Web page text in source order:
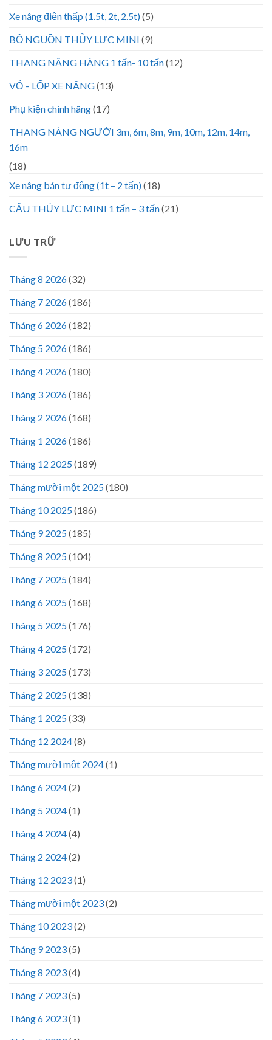
Xe nâng điện thấp (1.5t, 2t, 2.5t)(5)
BỘ NGUỒN THỦY LỰC MINI (9)
THANG NÂNG HÀNG 1 tấn- 10 tấn(12)
VỎ – LỐP XE NÂNG(13)
Phụ kiện chính hãng(17)
THANG NÂNG NGƯỜI 3m, 6m, 8m, 9m, 10m, 12m, 14m,
16m
(18)
Xe nâng bán tự động (1t – 2 tấn)(18)
CẨU THỦY LỰC MINI 1 tấn – 3 tấn(21)
LƯU TRỮ
Tháng 8 2026(32)
Tháng 7 2026(186)
Tháng 6 2026(182)
Tháng 5 2026(186)
Tháng 4 2026(180)
Tháng 3 2026(186)
Tháng 2 2026(168)
Tháng 1 2026(186)
Tháng 12 2025(189)
Tháng mười một 2025(180)
Tháng 10 2025(186)
Tháng 9 2025(185)
Tháng 8 2025(104)
Tháng 7 2025(184)
Tháng 6 2025(168)
Tháng 5 2025(176)
Tháng 4 2025(172)
Tháng 3 2025(173)
Tháng 2 2025(138)
Tháng 1 2025(33)
Tháng 12 2024(8)
Tháng mười một 2024(1)
Tháng 6 2024(2)
Tháng 5 2024(1)
Tháng 4 2024(4)
Tháng 2 2024(2)
Tháng 12 2023(1)
Tháng mười một 2023(2)
Tháng 10 2023(2)
Tháng 9 2023(5)
Tháng 8 2023(4)
Tháng 7 2023(5)
Tháng 6 2023(1)